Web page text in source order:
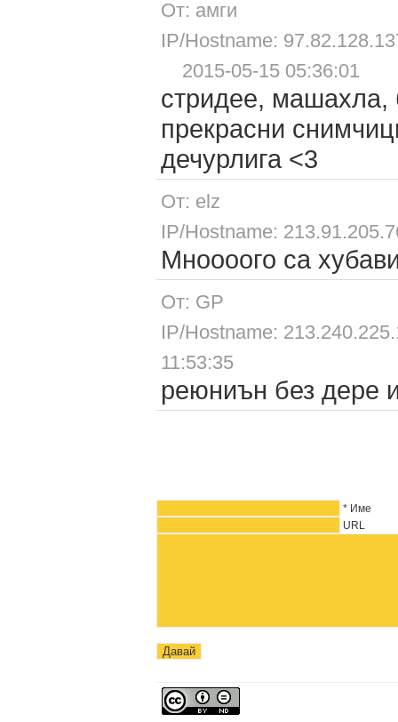
От: амги
IP/Hostname:
2015-05-15 05:36:01
стридее, машахла,
прекрасни
дечурлига <3
От: elz
IP/Hostname:
Мноооого са
От: GP
IP/Hostname:
11:53:35
реюниън без дере
* Име
URL